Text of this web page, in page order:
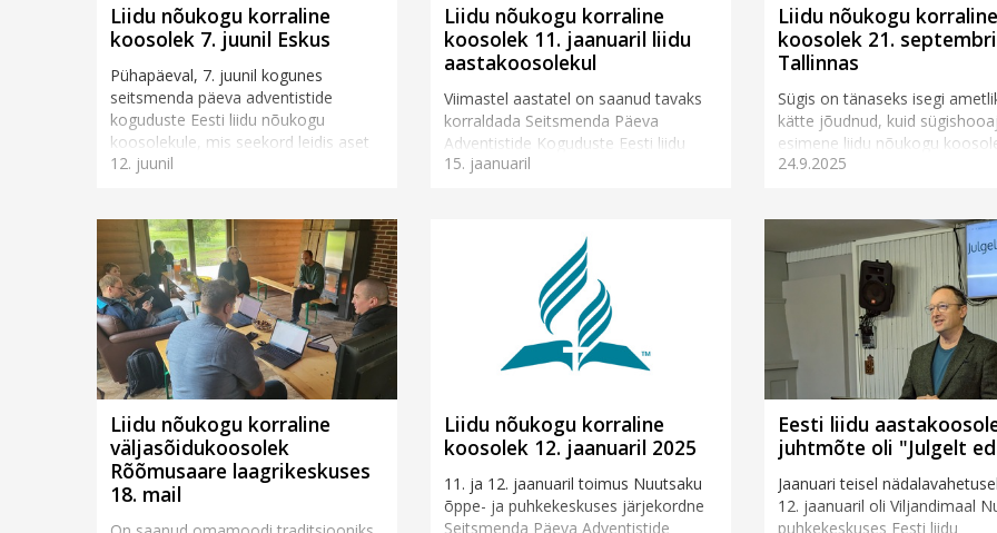
Liidu nõukogu korraline
koosolek 7. juunil Eskus
Pühapäeval, 7. juunil kogunes
seitsmenda päeva adventistide
koguduste Eesti liidu nõukogu
koosolekule, mis seekord leidis aset
Loovusmajas, Tagametsa külas,
12. juunil
Liidu nõukogu korraline
koosolek 11. jaanuaril liidu
aastakoosolekul
Viimastel aastatel on saanud tavaks
korraldada Seitsmenda Päeva
Adventistide Koguduste Eesti liidu
nõndanimetatud aastakoosolekut
15. jaanuaril
Liidu nõukogu korraline
koosolek 21.
Tallinnas
Sügis on tänaseks isegi
kätte jõudnud, kuid
esimene liidu nõukogu
toimus veel päris suvisel ja
24.9.2025
Liidu nõukogu korraline
väljasõidukoosolek
Rõõmusaare laagrikeskuses
18. mail
Liidu nõukogu korraline
koosolek 12. jaanuaril 2025
11. ja 12. jaanuaril toimus Nuutsaku
õppe- ja puhkekeskuses järjekordne
Seitsmenda Päeva Adventistide
Eesti liidu
juhtmõte oli "Julgelt
Jaanuari teisel
12. jaanuaril oli Viljandimaal
puhkekeskuses Eesti liidu